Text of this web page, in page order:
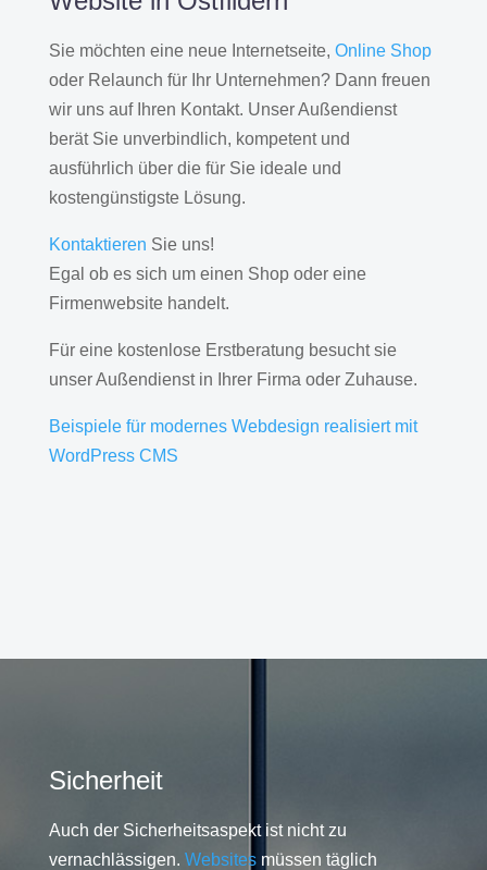
Sie möchten eine neue Internetseite, Online Shop
oder Relaunch für Ihr Unternehmen? Dann freuen
wir uns auf Ihren Kontakt. Unser Außendienst
berät Sie unverbindlich, kompetent und
ausführlich über die für Sie ideale und
kostengünstigste Lösung.
Kontaktieren Sie uns!
Egal ob es sich um einen Shop oder eine
Firmenwebsite handelt.
Für eine kostenlose Erstberatung besucht sie
unser Außendienst in Ihrer Firma oder Zuhause.
Beispiele für modernes Webdesign realisiert mit
WordPress CMS
Sicherheit
Auch der Sicherheitsaspekt ist nicht zu
vernachlässigen. Websitesmüssen täglich